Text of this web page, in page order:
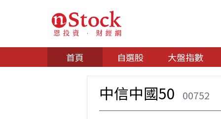
首頁 自選股 大盤指數
中信中國50 00752